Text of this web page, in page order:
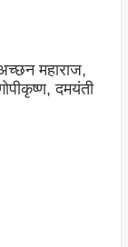
महाराज,
दमयंती